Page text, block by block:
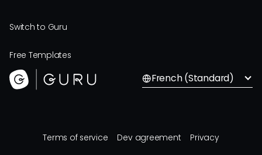
Switch to Guru
Free Templates
French (Standard)
Terms of service Dev agreement Privacy